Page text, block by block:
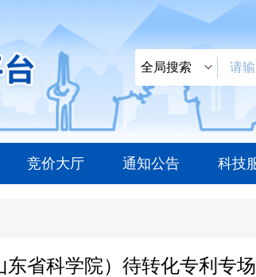
竞价大厅 通知公告 科技
省科学院）待转化专利专场